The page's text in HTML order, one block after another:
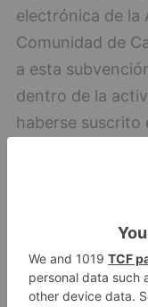
electrónica de la
Comunidad de
a esta
dentro de la
haberse suscrito